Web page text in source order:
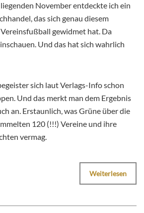
November entdeckte ich ein
das sich genau diesem
gewidmet hat. Da
Und das hat sich wahrlich
sich laut Verlags-Info schon
Und das merkt man dem Ergebnis
an. Erstaunlich, was Grüne über die
120 (!!!) Vereine und ihre
vermag.
Weiterlesen